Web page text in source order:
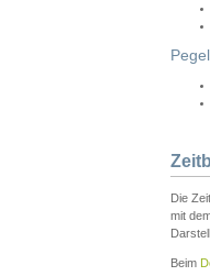
Die
mit
Beim